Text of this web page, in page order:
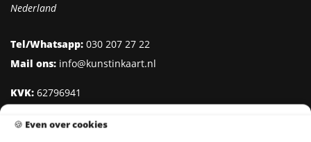
🍪 Even over cookies
Nederland
Tel/Whatsapp: 030 207 27 22
Mail ons: info@kunstinkaart.nl
KVK: 62796941
IBAN:NL95 INGB 0006 8527 18